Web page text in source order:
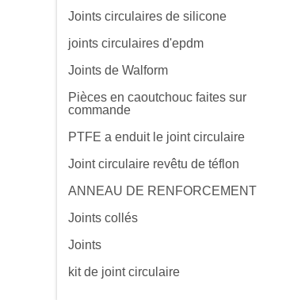
Joints circulaires de silicone
joints circulaires d'epdm
Joints de Walform
Pièces en caoutchouc faites sur
commande
PTFE a enduit le joint circulaire
Joint circulaire revêtu de téflon
ANNEAU DE RENFORCEMENT
Joints collés
Joints
kit de joint circulaire